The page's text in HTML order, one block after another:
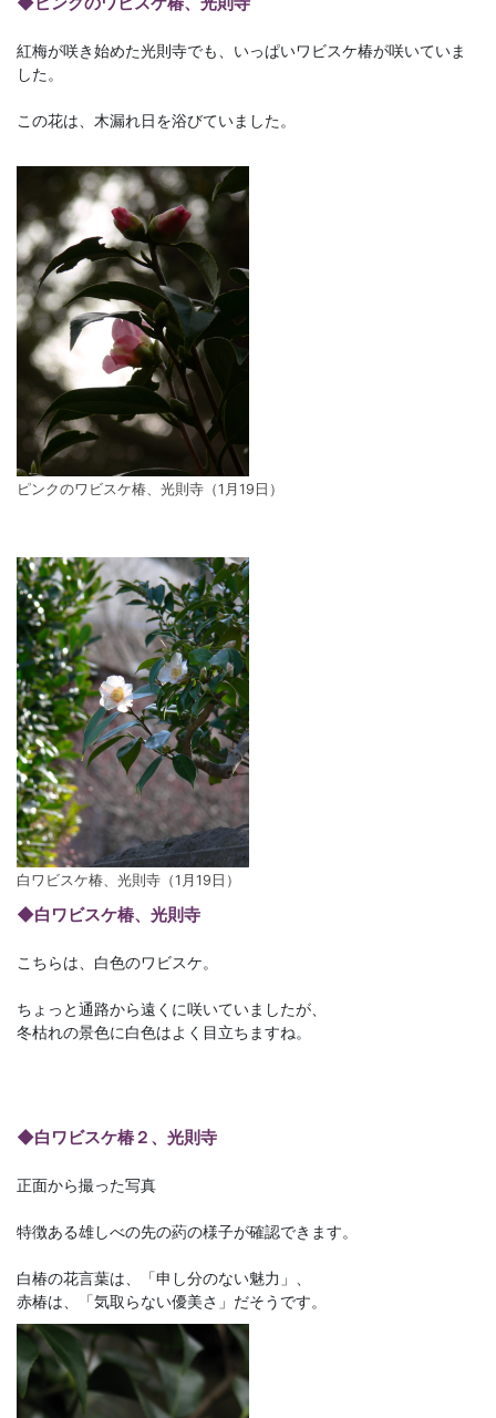
紅梅が咲き始めた光則寺でも、いっぱいワビスケ椿が咲いていま
した。
この花は、木漏れ日を浴びていました。
ピンクのワビスケ椿、光則寺（1月19日）
白ワビスケ椿、光則寺（1月19日）
◆白ワビスケ椿、光則寺
こちらは、白色のワビスケ。
ちょっと通路から遠くに咲いていましたが、
冬枯れの景色に白色はよく目立ちますね。
◆白ワビスケ椿２、光則寺
正面から撮った写真
特徴ある雄しべの先の葯の様子が確認できます。
白椿の花言葉は、「申し分のない魅力」、
赤椿は、「気取らない優美さ」だそうです。